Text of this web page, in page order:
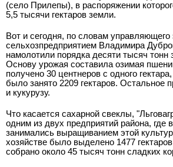
(село Прилепы), в распоряжении
5,5 тысячи гектаров земли.
Вот и сегодня, по словам управляющего
сельхозпредприятием Владимира
намолотили порядка десяти тысяч тонн
Основу урожая составила озимая
получено 30 центнеров с одного
было занято 2209 гектаров. Остальное
и кукурузу.
Что касается сахарной свеклы,
одним из двух предприятий района, где
занимались выращиванием этой
хозяйстве было выделено 1477
собрано около 45 тысяч тонн сладких